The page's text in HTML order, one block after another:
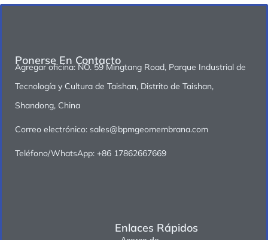
Enlaces Rápidos
Ponerse En Contacto
Agregar oficina: NO. 59 Mingtang Road, Parque Industrial de
Tecnología y Cultura de Taishan, Distrito de Taishan,
Shandong, China
Correo electrónico: sales@bpmgeomembrana.com
Teléfono/WhatsApp: +86 17862667669